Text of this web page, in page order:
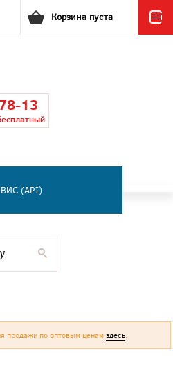
Корзина пуста
13
(API)
продажи по оптовым ценам здесь.